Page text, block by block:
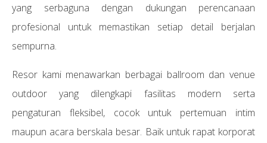
yang serbaguna dengan dukungan perencanaan
profesional untuk memastikan setiap detail berjalan
sempurna.
Resor kami menawarkan berbagai ballroom dan venue
outdoor yang dilengkapi fasilitas modern serta
pengaturan fleksibel, cocok untuk pertemuan intim
maupun acara berskala besar. Baik untuk rapat korporat